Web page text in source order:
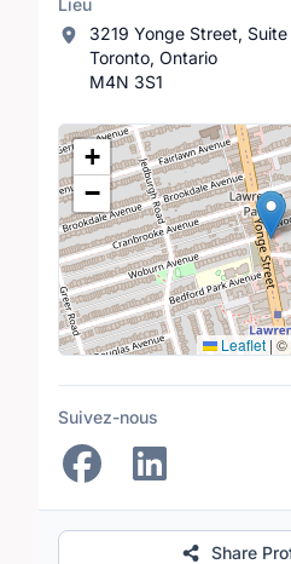
3219 Yonge Street, Suite
Toronto, Ontario
M4N 3S1
Lieu
+
−
Leaflet | ©
Suivez-nous
Share